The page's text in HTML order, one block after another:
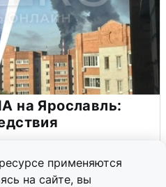
применяются
на сайте, вы
на Ярославль: